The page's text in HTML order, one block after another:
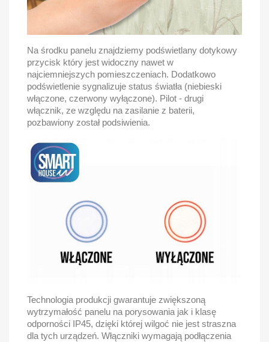
Na środku panelu znajdziemy podświetlany dotykowy
przycisk który jest widoczny nawet w
najciemniejszych pomieszczeniach. Dodatkowo
podświetlenie sygnalizuje status światła (niebieski
włączone, czerwony wyłączone). Pilot - drugi
włącznik, ze względu na zasilanie z baterii,
pozbawiony został podsiwienia.
Technologia produkcji gwarantuje zwiększoną
wytrzymałość panelu na porysowania jak i klasę
odporności IP45, dzięki której wilgoć nie jest straszna
dla tych urządzeń. Włączniki wymagają podłączenia